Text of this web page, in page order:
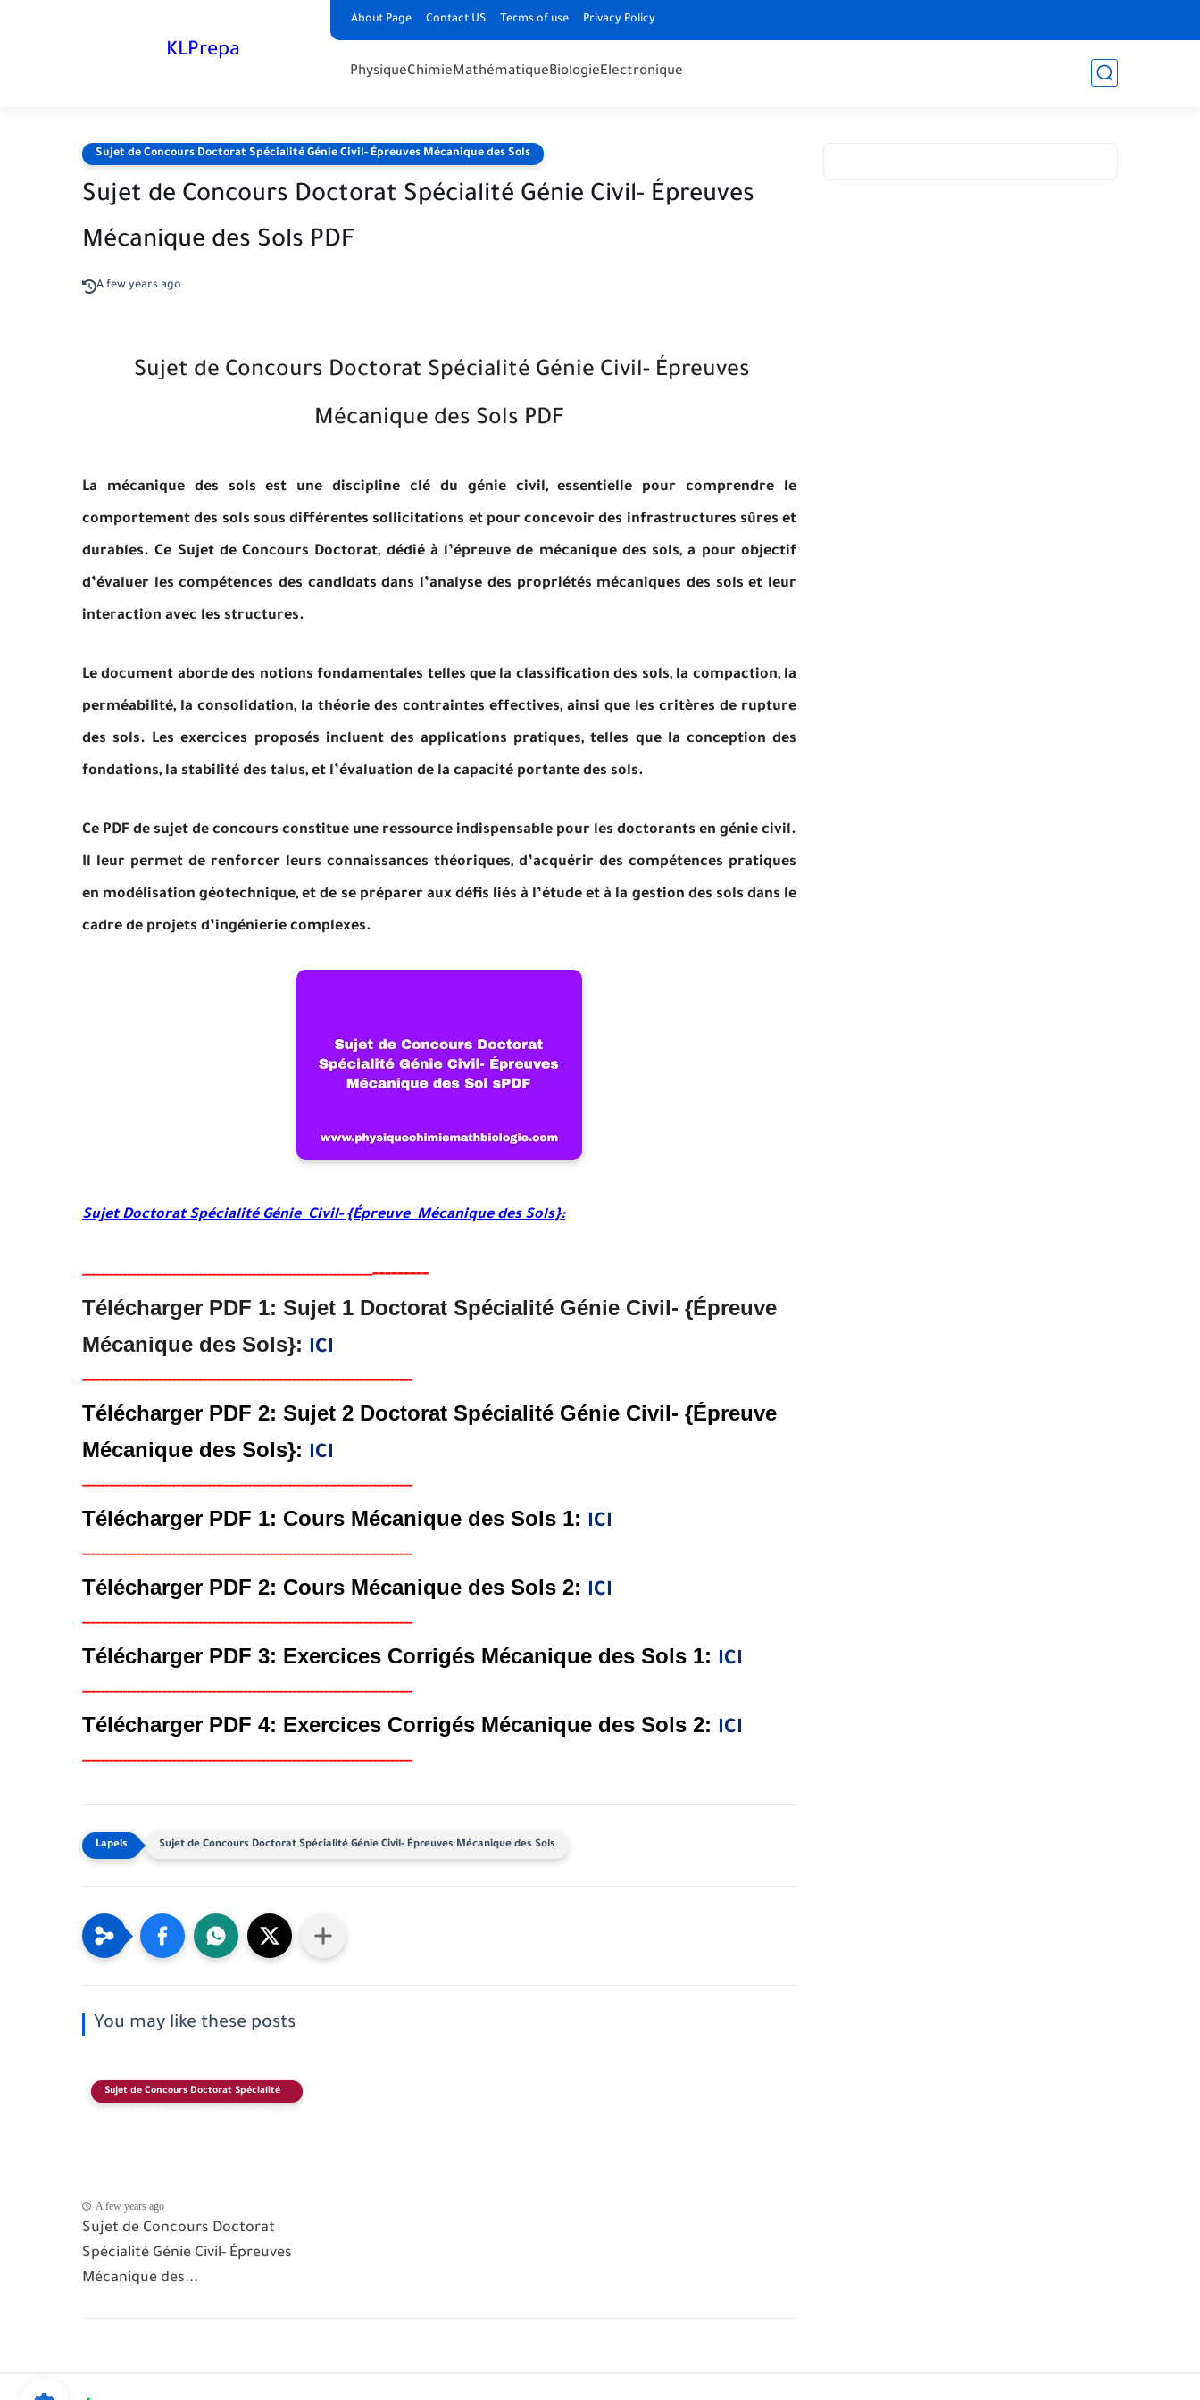
About Page Contact US Terms of use Privacy Policy
KLPrepa
PhysiqueChimieMathématiqueBiologieElectronique
Sujet de Concours Doctorat Spécialité Génie Civil- Épreuves Mécanique des Sols
Sujet de Concours Doctorat Spécialité Génie Civil- Épreuves
Mécanique des Sols PDF
A few years ago
Sujet de Concours Doctorat Spécialité Génie Civil- Épreuves
Mécanique des Sols PDF
La mécanique des sols est une discipline clé du génie civil, essentielle pour comprendre le
comportement des sols sous différentes sollicitations et pour concevoir des infrastructures sûres et
durables. Ce Sujet de Concours Doctorat, dédié à l’épreuve de mécanique des sols, a pour objectif
d’évaluer les compétences des candidats dans l’analyse des propriétés mécaniques des sols et leur
interaction avec les structures.
Le document aborde des notions fondamentales telles que la classification des sols, la compaction, la
perméabilité, la consolidation, la théorie des contraintes effectives, ainsi que les critères de rupture
des sols. Les exercices proposés incluent des applications pratiques, telles que la conception des
fondations, la stabilité des talus, et l’évaluation de la capacité portante des sols.
Ce PDF de sujet de concours constitue une ressource indispensable pour les doctorants en génie civil.
Il leur permet de renforcer leurs connaissances théoriques, d’acquérir des compétences pratiques
en modélisation géotechnique, et de se préparer aux défis liés à l’étude et à la gestion des sols dans le
cadre de projets d’ingénierie complexes.
Sujet Doctorat Spécialité Génie Civil- {Épreuve Mécanique des Sols}:
--------------------------------------------------------------------------
Télécharger PDF 1: Sujet 1 Doctorat Spécialité Génie Civil- {Épreuve
Mécanique des Sols}: ICI
--------------------------------------------------------------------------
Télécharger PDF 2: Sujet 2 Doctorat Spécialité Génie Civil- {Épreuve
Mécanique des Sols}: ICI
--------------------------------------------------------------------------
Télécharger PDF 1: Cours Mécanique des Sols 1: ICI
--------------------------------------------------------------------------
Télécharger PDF 2: Cours Mécanique des Sols 2: ICI
--------------------------------------------------------------------------
Télécharger PDF 3: Exercices Corrigés Mécanique des Sols 1: ICI
--------------------------------------------------------------------------
Télécharger PDF 4: Exercices Corrigés Mécanique des Sols 2: ICI
--------------------------------------------------------------------------
Sujet de Concours Doctorat Spécialité Génie Civil- Épreuves Mécanique des Sols
You may like these posts
Sujet de Concours Doctorat Spécialité
A few years ago
Sujet de Concours Doctorat
Spécialité Génie Civil- Épreuves
Mécanique des...